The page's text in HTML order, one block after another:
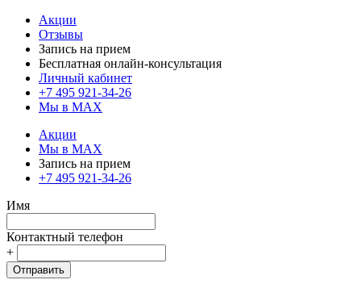
Акции
Отзывы
Запись на прием
Бесплатная онлайн-консультация
Личный кабинет
+7 495 921-34-26
Мы в MAX
Акции
Мы в MAX
Запись на прием
+7 495 921-34-26
Имя
Контактный телефон
+
Отправить